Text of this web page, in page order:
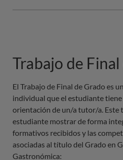
alimentación
Semestre 2
Fisicoquímica de los
gastronómicos
Agendas
alimentación
Productos técnicas y
origen animal
Semestre 2
Estrategia competitiva e
Macrotendencias y
gastronómico (Optativa)
Contabilidad y analisis
Emprendimiento e
Pensamiento para el
Análisis de datos y
Trabajo de
El Trabajo de Final de Grado es
individual que el estudiante
orientación de un/a tutor/a. Este
estudiante mostrar de forma
formativos recibidos y las
asociadas al título del Grado en
Gastronómica: